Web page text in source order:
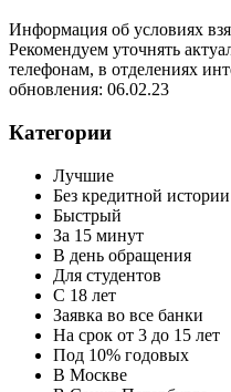
Информация об условиях
Рекомендуем уточнять
телефонам, в отделениях
обновления: 06.02.23
Категории
Лучшие
Без кредитной истории
Быстрый
За 15 минут
В день обращения
Для студентов
С 18 лет
Заявка во все банки
На срок от 3 до 15 лет
Под 10% годовых
В Москве